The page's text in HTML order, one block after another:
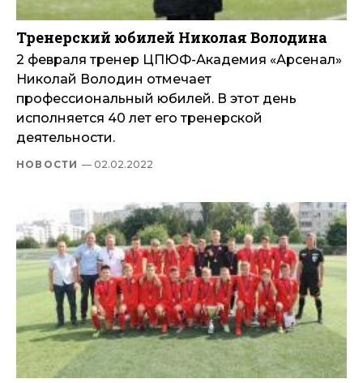
Тренерский юбилей Николая Володина
2 февраля тренер ЦПЮФ-Академия «Арсенал»
Николай Володин отмечает
профессиональный юбилей. В этот день
исполняется 40 лет его тренерской
деятельности.
НОВОСТИ — 02.02.2022